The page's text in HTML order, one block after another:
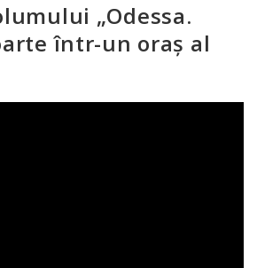
„Odessa.
într-un oraș al